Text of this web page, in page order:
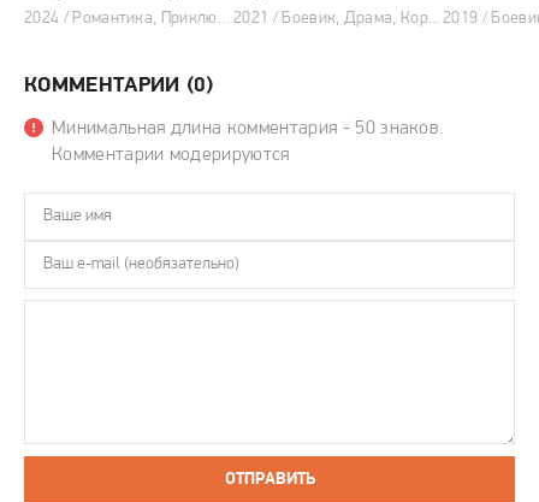
2024 / Романтика, Приключения, Китайские дорамы 2021 / Боевик, Драма, Корейские дорамы
КОММЕНТАРИИ (0)
Минимальная длина комментария - 50 знаков.
Комментарии модерируются
ОТПРАВИТЬ